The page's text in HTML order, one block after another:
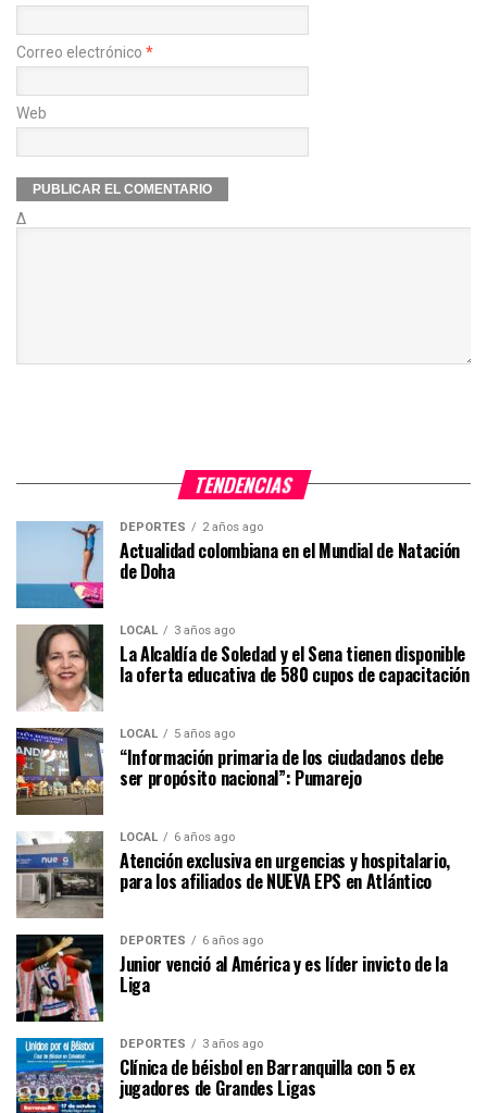
Correo electrónico *
Web
Δ
TENDENCIAS
DEPORTES 2 años ago
Actualidad colombiana en el Mundial de Natación
de Doha
LOCAL 3 años ago
La Alcaldía de Soledad y el Sena tienen disponible
la oferta educativa de 580 cupos de capacitación
LOCAL 5 años ago
“Información primaria de los ciudadanos debe
ser propósito nacional”: Pumarejo
LOCAL 6 años ago
Atención exclusiva en urgencias y hospitalario,
para los afiliados de NUEVA EPS en Atlántico
DEPORTES 6 años ago
Junior venció al América y es líder invicto de la
Liga
DEPORTES 3 años ago
Clínica de béisbol en Barranquilla con 5 ex
jugadores de Grandes Ligas